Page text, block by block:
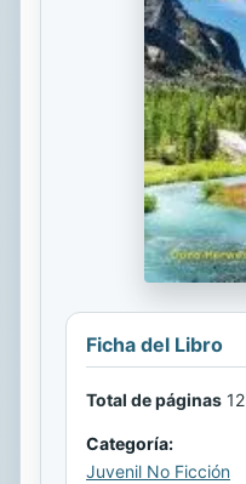
Ficha del Libro
Total de páginas 12
Categoría:
Juvenil No Ficción